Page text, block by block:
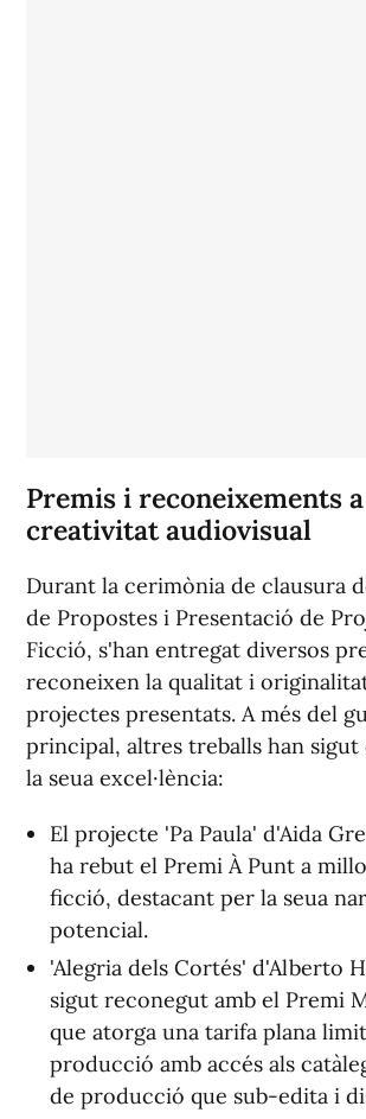
Premis i reconeixements
creativitat audiovisual
Durant la cerimònia de clausura
de Propostes i Presentació de
Ficció, s'han entregat diversos
reconeixen la qualitat i
projectes presentats. A més del
principal, altres treballs han
la seua excel·lència:
El projecte 'Pa Paula' d'Aida
ha rebut el Premi À Punt a
ficció, destacant per la seua
potencial.
'Alegria dels Cortés' d'Alberto
sigut reconegut amb el Premi
que atorga una tarifa plana
producció amb accés als
de producció que sub-edita i